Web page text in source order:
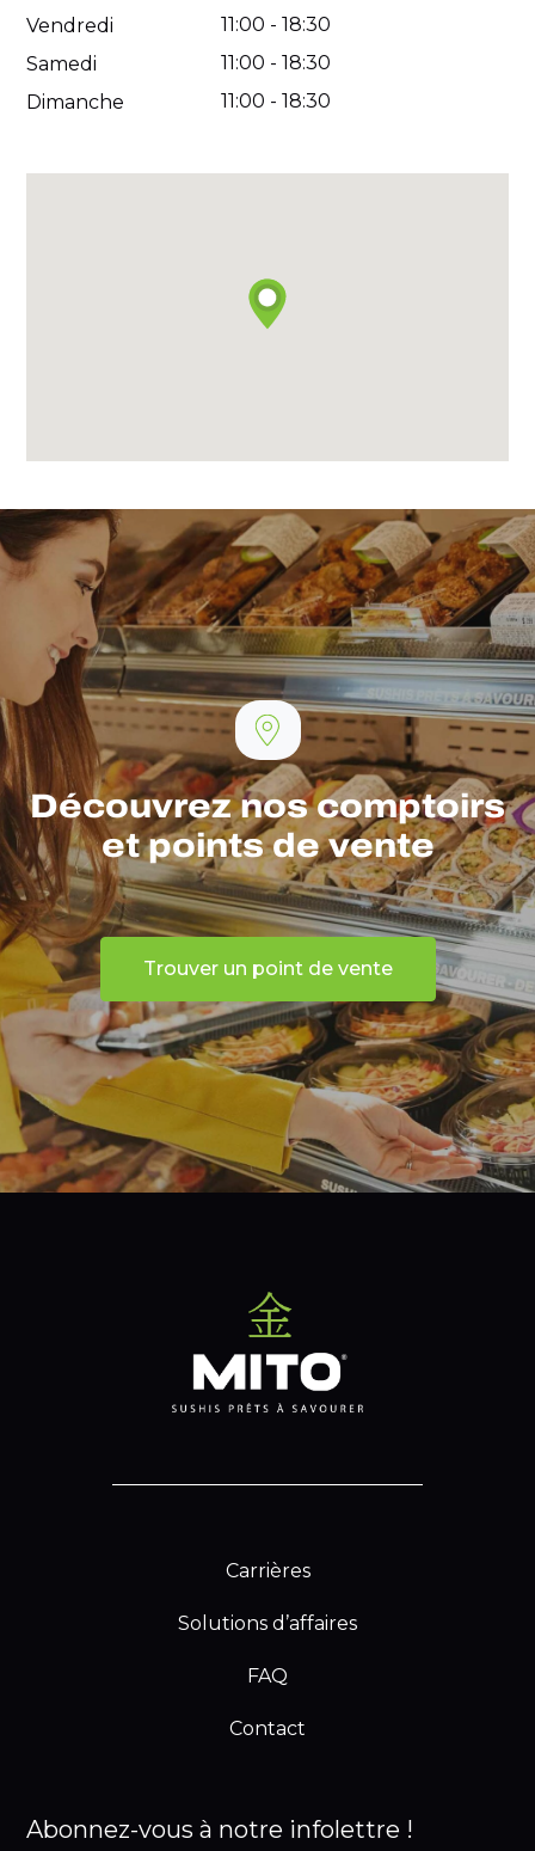
Vendredi
11:00 -18:30
Samedi
11:00 -18:30
Dimanche
11:00 -18:30
Découvrez nos comptoirs
et points de vente
Trouver un point de vente
Carrières
Solutions d’affaires
FAQ
Contact
Abonnez-vous à notre infolettre !